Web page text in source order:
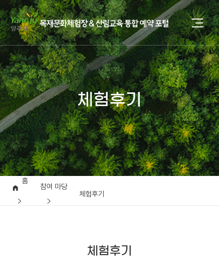
체험후기
홈
참여 마당
체험후기
체험후기